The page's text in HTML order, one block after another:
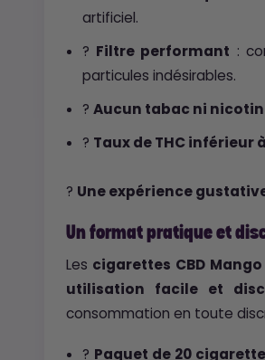
artificiel.
? Filtre performant :
particules indésirables.
? Aucun tabac ni
? Taux de THC inférieur
? Une expérience
Un format pratique et
Les cigarettes CBD Mango
utilisation facile et
consommation en toute
? Paquet de 20